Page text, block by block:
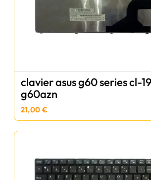
clavier asus g60 series cl-
g60azn
21,00 €